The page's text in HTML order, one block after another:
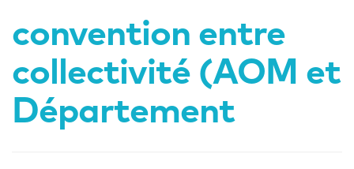
convention entre
collectivité (AOM et
Département